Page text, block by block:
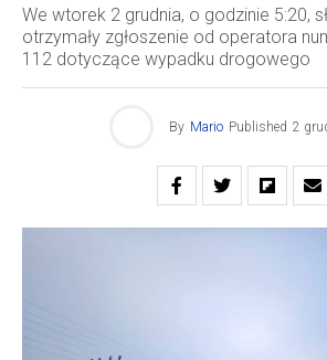
We wtorek 2 grudnia, o godzinie 5:20,
otrzymały zgłoszenie od operatora
112 dotyczące wypadku drogowego
By Mario Published 2